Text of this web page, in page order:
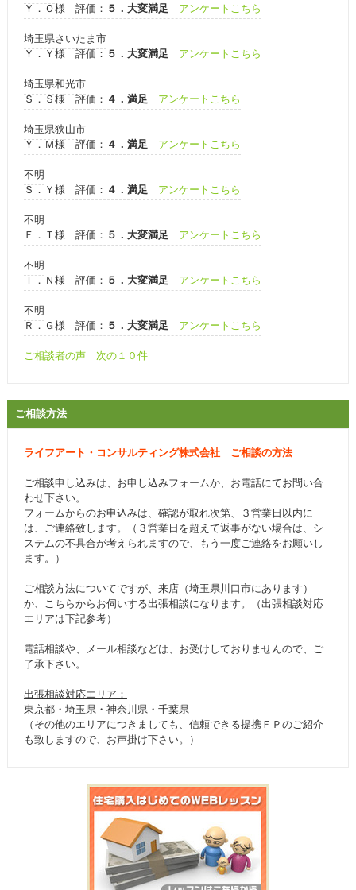
Ｙ．Ｏ様 評価： ５．大変満足 アンケートこちら
埼玉県さいたま市
Ｙ．Ｙ様 評価： ５．大変満足 アンケートこちら
埼玉県和光市
Ｓ．Ｓ様 評価： ４．満足 アンケートこちら
埼玉県狭山市
Ｙ．Ｍ様 評価： ４．満足 アンケートこちら
不明
Ｓ．Ｙ様 評価： ４．満足 アンケートこちら
不明
Ｅ．Ｔ様 評価： ５．大変満足 アンケートこちら
不明
Ｉ．Ｎ様 評価： ５．大変満足 アンケートこちら
不明
Ｒ．Ｇ様 評価： ５．大変満足 アンケートこちら
ご相談者の声 次の１０件
ご相談方法
ライフアート・コンサルティング株式会社 ご相談の方法
ご相談申し込みは、お申し込みフォームか、お電話にてお問い合
わせ下さい。
フォームからのお申込みは、確認が取れ次第、３営業日以内に
は、ご連絡致します。（３営業日を超えて返事がない場合は、シ
ステムの不具合が考えられますので、もう一度ご連絡をお願いし
ます。）
ご相談方法についてですが、来店（埼玉県川口市にあります）
か、こちらからお伺いする出張相談になります。（出張相談対応
エリアは下記参考）
電話相談や、メール相談などは、お受けしておりませんので、ご
了承下さい。
出張相談対応エリア：
東京都・埼玉県・神奈川県・千葉県
（その他のエリアにつきましても、信頼できる提携ＦＰのご紹介
も致しますので、お声掛け下さい。）